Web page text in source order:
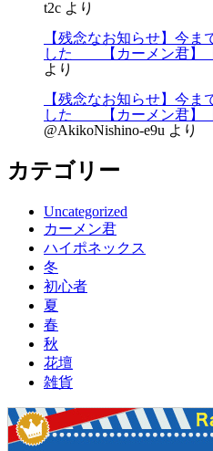
t2c より
【残念なお知らせ】今ま
した 【カーメン君】【
より
【残念なお知らせ】今ま
した 【カーメン君】【
@AkikoNishino-e9u より
カテゴリー
Uncategorized
カーメン君
ハイポネックス
冬
初心者
夏
春
秋
花壇
雑貨